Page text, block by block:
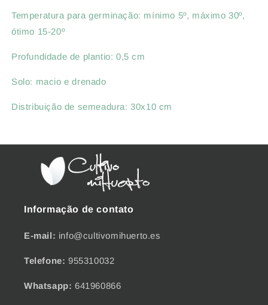
Temperatura para germinação: mínimo 5º, máximo 30º,
ótimo 15-20º
Profundidade de plantio: 0,5 cm
Solo: macio e drenado
Distribuição de semeadura: 30x10 cm
Informação de contato
E-mail: info@cultivomihuerto.es
Telefone: 955310032
Whatsapp: 641960866